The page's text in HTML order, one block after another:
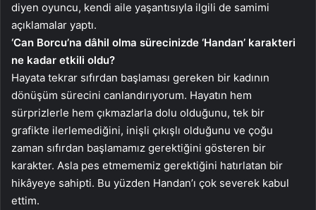
diyen oyuncu, kendi aile yaşantısıyla ilgili de samimi
açıklamalar yaptı.
‘Can Borcu’na dâhil olma sürecinizde ‘Handan’ karakteri
ne kadar etkili oldu?
Hayata tekrar sıfırdan başlaması gereken bir kadının
dönüşüm sürecini canlandırıyorum. Hayatın hem
sürprizlerle hem çıkmazlarla dolu olduğunu, tek bir
grafikte ilerlemediğini, inişli çıkışlı olduğunu ve çoğu
zaman sıfırdan başlamamız gerektiğini gösteren bir
karakter. Asla pes etmememiz gerektiğini hatırlatan bir
hikâyeye sahipti. Bu yüzden Handan’ı çok severek kabul
ettim.